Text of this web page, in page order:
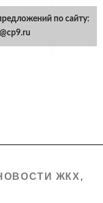
ЖКХ ,
по сайту: